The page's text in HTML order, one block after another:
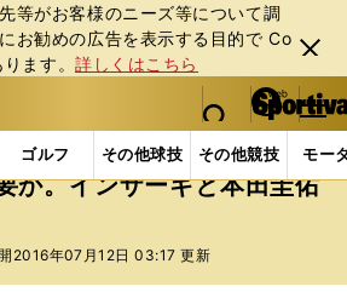
等がお客様のニーズ等について調
お勧めの広告を表⽰する⽬的で Co
ます。詳しくはこちら
閉じ
る
web Sportiva (webスポルティーバ)
検索
マイペ
ー
ジ
メニュ
ゴルフ その他球技 その他競技 モー
覧 海外サッカー 海外サッカー
か。インザーギと本田圭佑
2016年07月12日 03:17 更新